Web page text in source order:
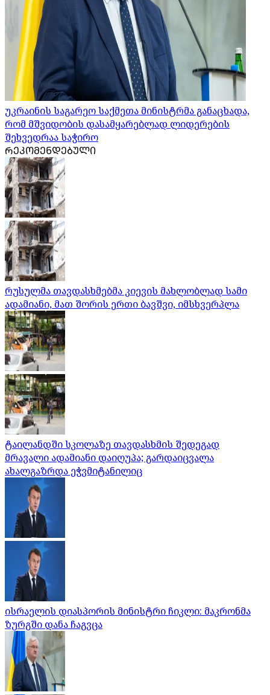
უკრაინის საგარეო საქმეთა მინისტრმა განაცხადა,
რომ მშვიდობის დასამყარებლად ლიდერების
შეხვედრაა საჭირო
ᲠᲔᲙᲝᲛᲔᲜᲓᲔᲑᲣᲚᲘ
რუსულმა თავდასხმებმა კიევის მახლობლად სამი
ადამიანი, მათ შორის ერთი ბავშვი, იმსხვერპლა
ტაილანდში სკოლაზე თავდასხმის შედეგად
მრავალი ადამიანი დაიღუპა; გარდაიცვალა
ახალგაზრდა ეჭვმიტანილიც
ისრაელის დიასპორის მინისტრი ჩიკლი: მაკრონმა
ზურგში დანა ჩაგვცა